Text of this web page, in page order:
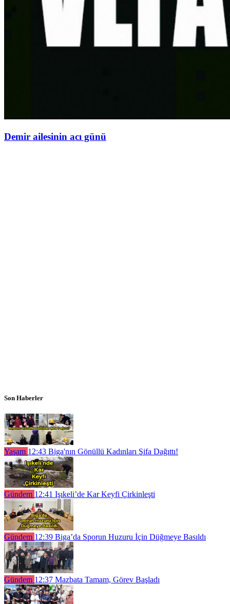
Demir ailesinin acı günü
Son Haberler
Yaşam 12:43 Biga'nın Gönüllü Kadınları Şifa Dağıttı!
Gündem 12:41 Işıkeli’de Kar Keyfi Çirkinleşti
Gündem 12:39 Biga’da Sporun Huzuru İçin Düğmeye Basıldı
Gündem 12:37 Mazbata Tamam, Görev Başladı